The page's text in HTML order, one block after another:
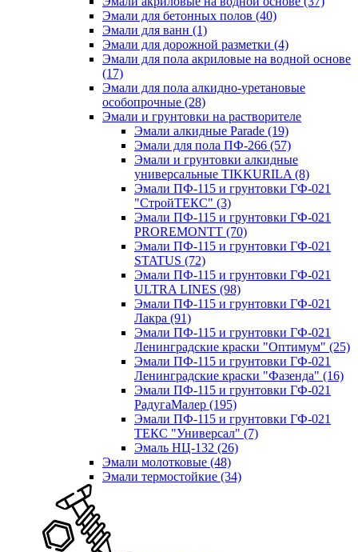
Эмали для бетонных полов (40)
Эмали для ванн (1)
Эмали для дорожной разметки (4)
Эмали для пола акриловые на водной основе
(17)
Эмали для пола алкидно-уретановые
особопрочные (28)
Эмали и грунтовки на растворителе
Эмали алкидные Parade (19)
Эмали для пола ПФ-266 (57)
Эмали и грунтовки алкидные
универсальные TIKKURILA (8)
Эмали ПФ-115 и грунтовки ГФ-021
"СтройТЕКС" (3)
Эмали ПФ-115 и грунтовки ГФ-021
PROREMONTT (70)
Эмали ПФ-115 и грунтовки ГФ-021
STATUS (72)
Эмали ПФ-115 и грунтовки ГФ-021
ULTRA LINES (98)
Эмали ПФ-115 и грунтовки ГФ-021
Лакра (91)
Эмали ПФ-115 и грунтовки ГФ-021
Ленинградские краски "Оптимум" (25)
Эмали ПФ-115 и грунтовки ГФ-021
Ленинградские краски "Фазенда" (16)
Эмали ПФ-115 и грунтовки ГФ-021
РадугаМалер (195)
Эмали ПФ-115 и грунтовки ГФ-021
ТЕКС "Универсал" (7)
Эмаль НЦ-132 (26)
Эмали молотковые (48)
Эмали термостойкие (34)